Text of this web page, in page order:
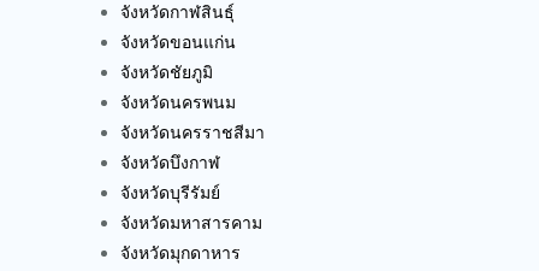
จังหวัดกาฬสินธุ์
จังหวัดขอนแก่น
จังหวัดชัยภูมิ
จังหวัดนครพนม
จังหวัดนครราชสีมา
จังหวัดบึงกาฬ
จังหวัดบุรีรัมย์
จังหวัดมหาสารคาม
จังหวัดมุกดาหาร